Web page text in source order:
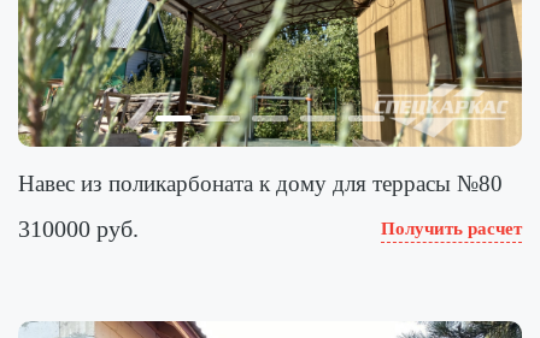
Навес из поликарбоната к дому для террасы №80
310000 руб. Получить расчет